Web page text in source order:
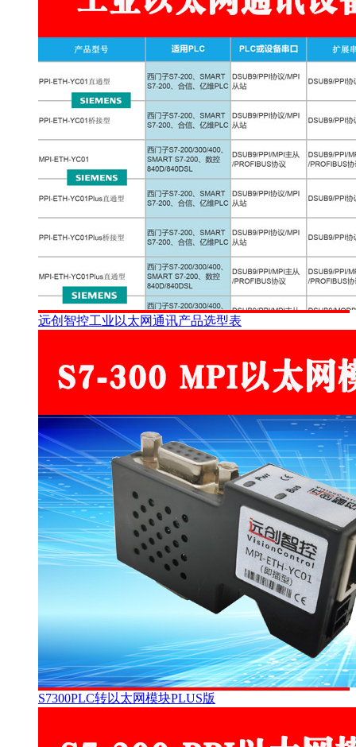
远创智控工业以太网通讯产品选型表
S7300PLC转以太网模块PLUS版